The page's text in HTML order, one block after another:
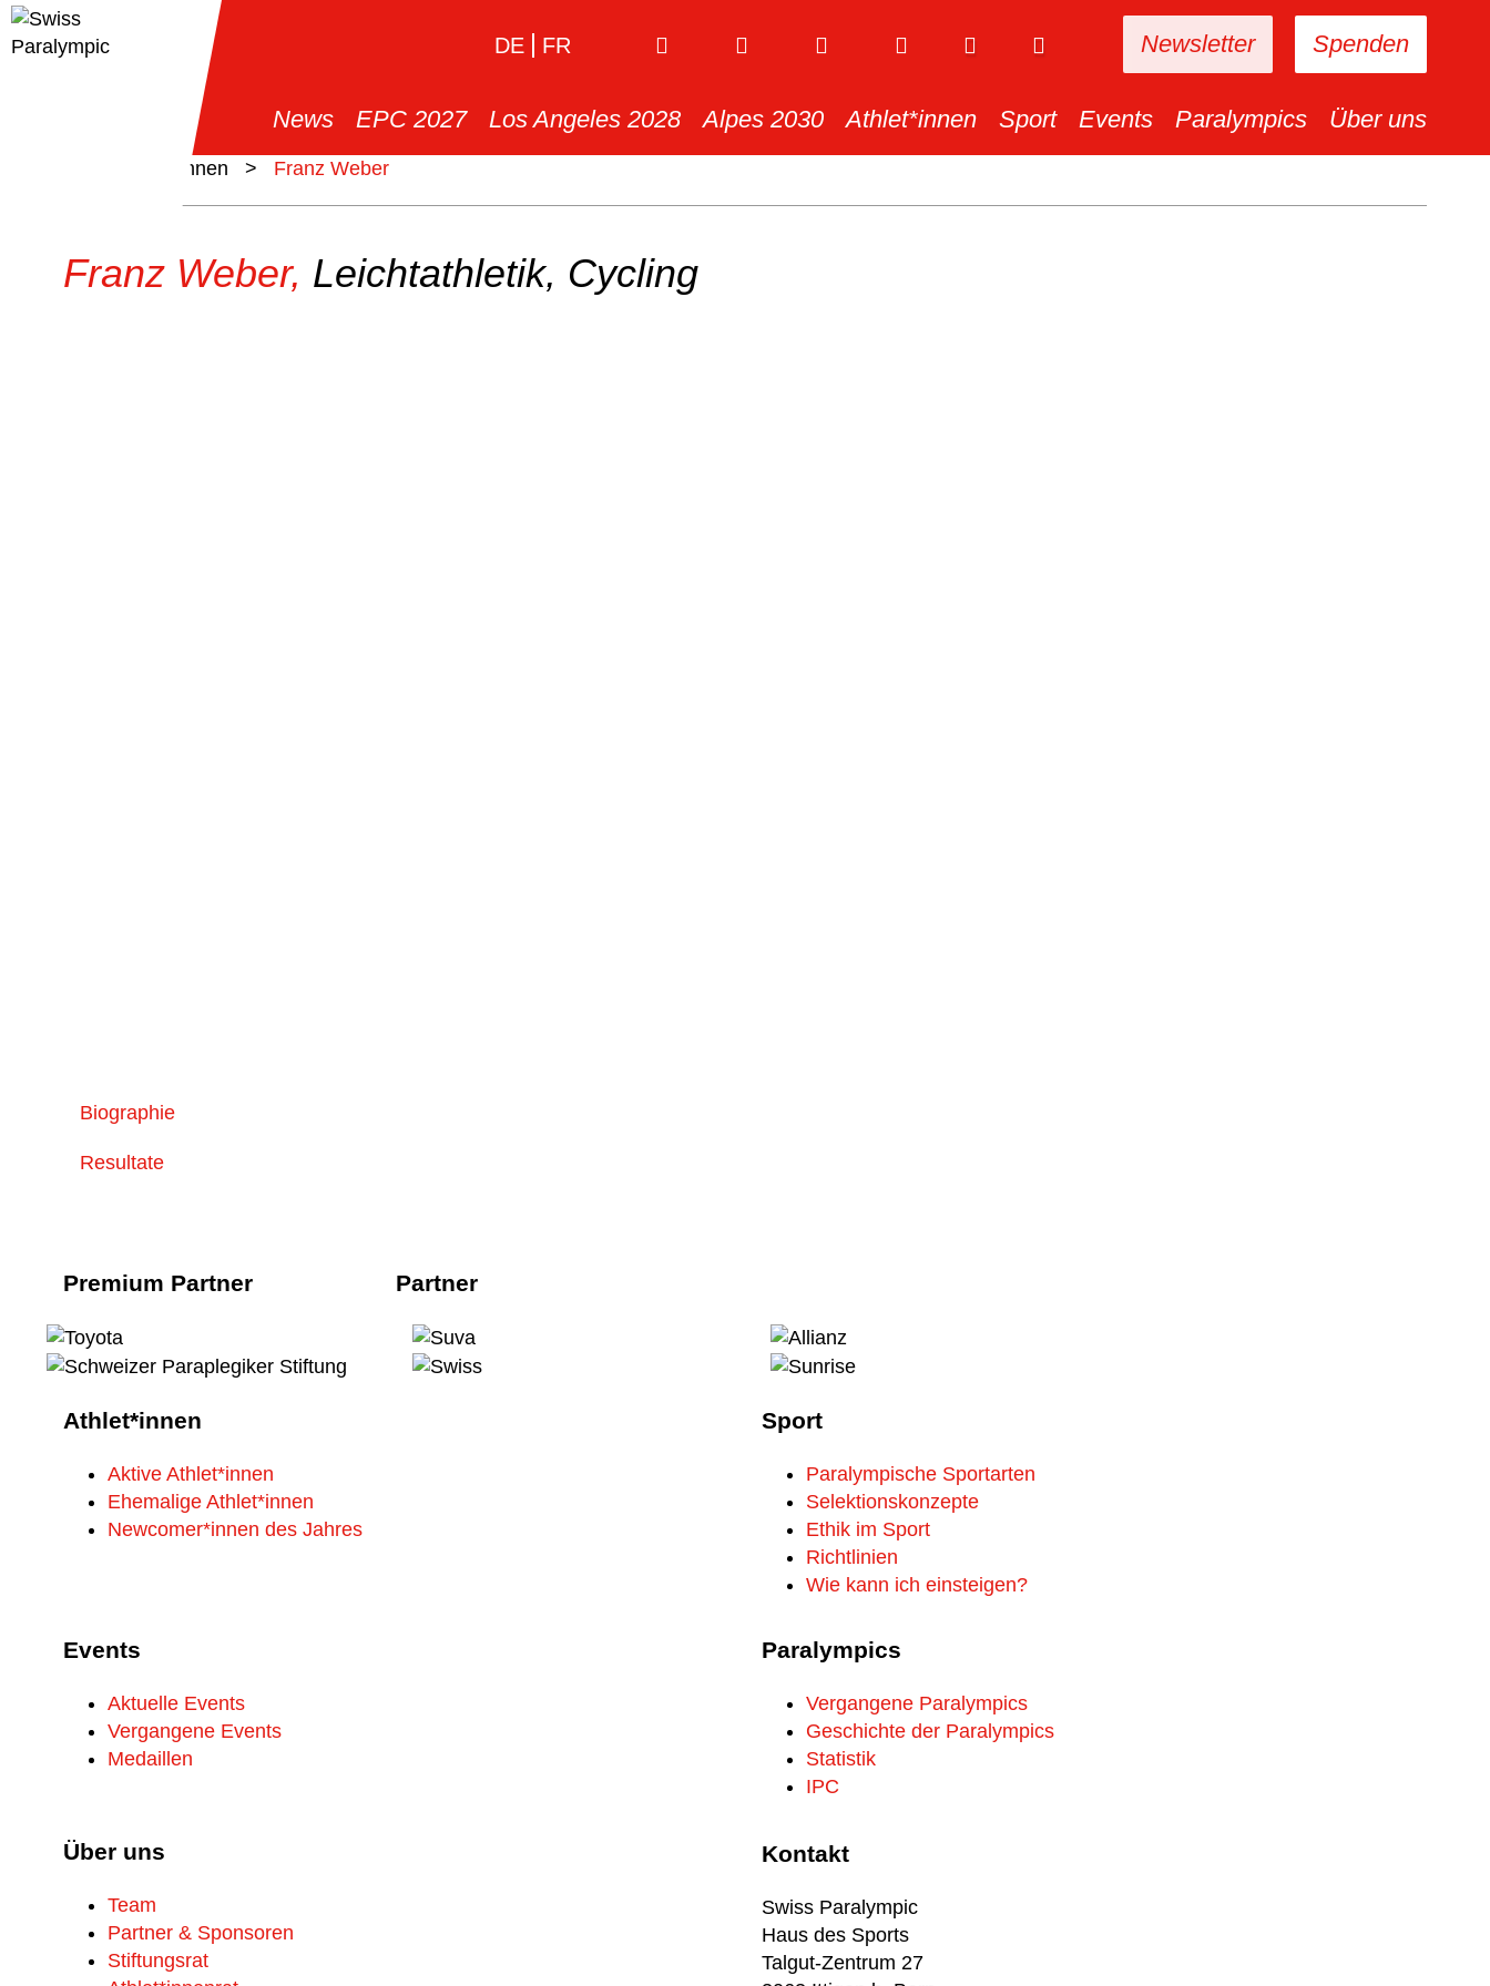
Spenden
Newsletter
DE FR
News EPC 2027 Los Angeles 2028 Alpes 2030 Athlet*innen Sport Events Paralympics Über uns
Athlet*innen > Franz Weber
Franz Weber, Leichtathletik, Cycling
Biographie
Resultate
Premium Partner Partner
Athlet*innen
Aktive Athlet*innen
Ehemalige Athlet*innen
Newcomer*innen des Jahres
Sport
Paralympische Sportarten
Selektionskonzepte
Ethik im Sport
Richtlinien
Wie kann ich einsteigen?
Events
Aktuelle Events
Vergangene Events
Medaillen
Paralympics
Vergangene Paralympics
Geschichte der Paralympics
Statistik
IPC
Über uns
Team
Partner & Sponsoren
Stiftungsrat
Kontakt
Swiss Paralympic
Haus des Sports
Talgut-Zentrum 27